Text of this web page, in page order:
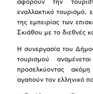
αφορούν την
εναλλακτικό τουρισμό,
της εμπειρίας των
Σκιάθου με το διεθνές
Η συνεργασία του
τουρισμού
προσελκύοντας
αγαπούν τον ελληνικό